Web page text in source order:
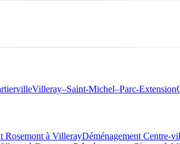
Villeray–Saint-Michel–Parc-Extension
Rosemont à VillerayDéménagement Centre-